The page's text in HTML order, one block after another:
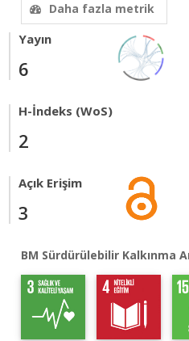
Daha fazla metrik
Yayın
6
H-İndeks (WoS)
2
Açık Erişim
3
BM Sürdürülebilir Kalkınma